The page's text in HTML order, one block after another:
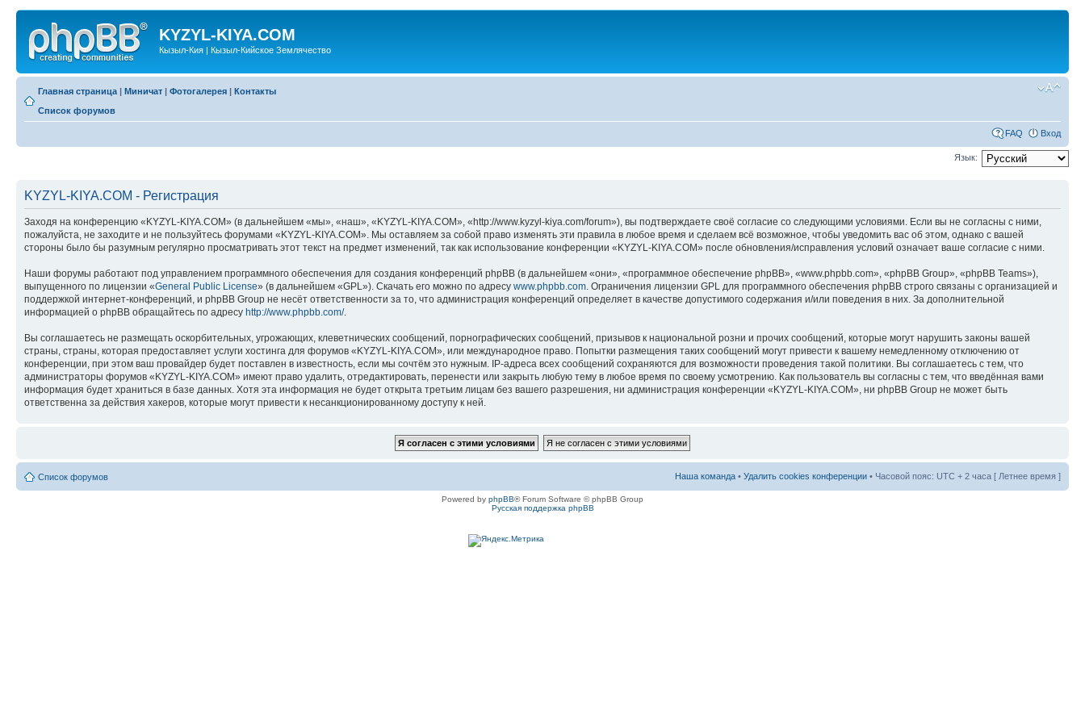
KYZYL-KIYA.COM
Кызыл-Кия | Кызыл-Кийское Землячество
Главная страница | Миничат | Фотогалерея | Контакты
Список форумов
FAQ Вход
Язык:
KYZYL-KIYA.COM - Регистрация
Заходя на конференцию «KYZYL-KIYA.COM» (в дальнейшем «мы», «наш», «KYZYL-KIYA.COM», «http://www.kyzyl-kiya.com/forum»), вы подтверждаете своё согласие со следующими условиями. Если вы не согласны с ними,
пожалуйста, не заходите и не пользуйтесь форумами «KYZYL-KIYA.COM». Мы оставляем за собой право изменять эти правила в любое время и сделаем всё возможное, чтобы уведомить вас об этом, однако с вашей
стороны было бы разумным регулярно просматривать этот текст на предмет изменений, так как использование конференции «KYZYL-KIYA.COM» после обновления/исправления условий означает ваше согласие с ними.
Наши форумы работают под управлением программного обеспечения для создания конференций phpBB (в дальнейшем «они», «программное обеспечение phpBB», «www.phpbb.com», «phpBB Group», «phpBB Teams»),
выпущенного по лицензии «General Public License» (в дальнейшем «GPL»). Скачать его можно по адресу www.phpbb.com. Ограничения лицензии GPL для программного обеспечения phpBB строго связаны с организацией и
поддержкой интернет-конференций, и phpBB Group не несёт ответственности за то, что администрация конференций определяет в качестве допустимого содержания и/или поведения в них. За дополнительной
информацией о phpBB обращайтесь по адресу http://www.phpbb.com/.
Вы соглашаетесь не размещать оскорбительных, угрожающих, клеветнических сообщений, порнографических сообщений, призывов к национальной розни и прочих сообщений, которые могут нарушить законы вашей
страны, страны, которая предоставляет услуги хостинга для форумов «KYZYL-KIYA.COM», или международное право. Попытки размещения таких сообщений могут привести к вашему немедленному отключению от
конференции, при этом ваш провайдер будет поставлен в известность, если мы сочтём это нужным. IP-адреса всех сообщений сохраняются для возможности проведения такой политики. Вы соглашаетесь с тем, что
администраторы форумов «KYZYL-KIYA.COM» имеют право удалить, отредактировать, перенести или закрыть любую тему в любое время по своему усмотрению. Как пользователь вы согласны с тем, что введённая вами
информация будет храниться в базе данных. Хотя эта информация не будет открыта третьим лицам без вашего разрешения, ни администрация конференции «KYZYL-KIYA.COM», ни phpBB Group не может быть
ответственна за действия хакеров, которые могут привести к несанкционированному доступу к ней.
Список форумов Наша команда • Удалить cookies конференции • Часовой пояс: UTC + 2 часа [ Летнее время ]
Powered by phpBB® Forum Software © phpBB Group
Русская поддержка phpBB